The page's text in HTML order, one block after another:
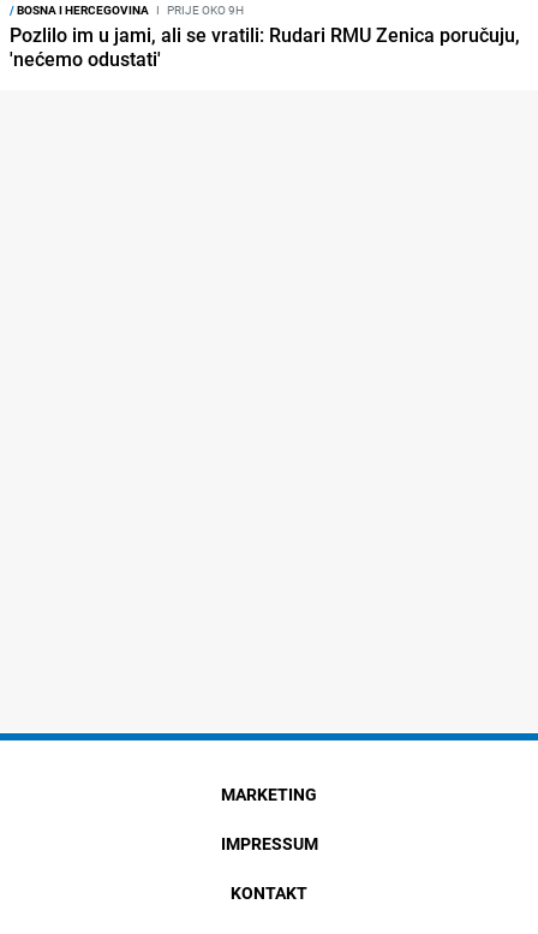
/BOSNA I HERCEGOVINA I PRIJE OKO 9H
Pozlilo im u jami, ali se vratili: Rudari RMU Zenica poručuju,
'nećemo odustati'
MARKETING
IMPRESSUM
KONTAKT